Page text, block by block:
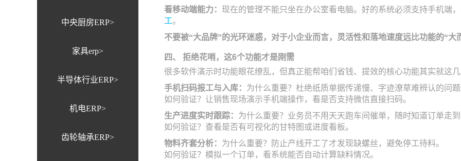
中央厨房ERP>
家具erp>
半导体行业ERP>
机电ERP>
齿轮轴承ERP>
看移动端能力： 现在的管理不能只坐在办公室看电脑。好的系统必须支持手机端
工。
不要被“大品牌”的光环迷惑，对于小企业而言，灵活性和落地速度远比功能的“大
四、 拒绝花哨，这6个功能才是刚需
很多软件演示时功能眼花缭乱，但真正能帮咱们省钱、提效的核心功能其实就这
手机扫码报工与入库： 为什么重要？杜绝纸质单据传递慢、字迹潦草难辨认的问题
如何验证？让销售现场演示手机端操作，看是否支持微信直接扫码。
生产进度实时跟踪： 为什么重要？业务员不用天天跑车间催单，随时知道订单走到
如何验证？查看是否有可视化的甘特图或进度看板。
物料齐套分析： 为什么重要？防止产线开工了才发现缺螺丝，避免停工待料。
如何验证？模拟一个订单，看系统能否自动计算缺料情况。